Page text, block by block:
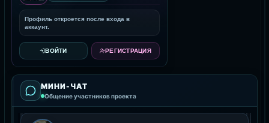
Профиль откроется после входа в
аккаунт.
ВОЙТИ РЕГИСТРАЦИЯ
МИНИ-ЧАТ
Общение участников проекта